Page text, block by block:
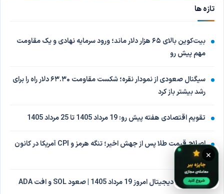
تازه ها
بیت‌کوین بالای ۶۵ هزار دلار ماند؛ ورود سرمایه نهادی و یک مقاومت
مهم پیش رو
سیگنال صعودی از نمودار نقره؛ شکست مقاومت ۶۳.۳۰ دلار راه را برای
رشد بیشتر باز کرد
تقویم اقتصادی هفته پیش رو: 19 مرداد 1405 تا 25 مرداد 1405
اصلاح قیمت طلا پس از جهش اخیر؛ تنگه هرمز و CPI آمریکا در کانون
توجه
بازار ارزهای دیجیتال امروز 19 مرداد 1405 | صعود SOL و افت ADA
×